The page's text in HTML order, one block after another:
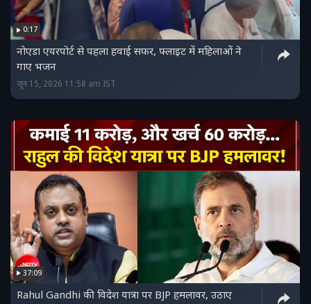
0:17
नोएडा एयरपोर्ट से पहला हवाई सफर, फ्लाइट में महिलाओं ने
गाए भजन
जून 15, 2026 11:58 am IST
37:09
Rahul Gandhi की विदेश यात्रा पर BJP हमलावर, उठाए